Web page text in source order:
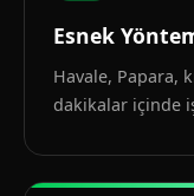
Esnek
Havale, Papara,
dakikalar içinde